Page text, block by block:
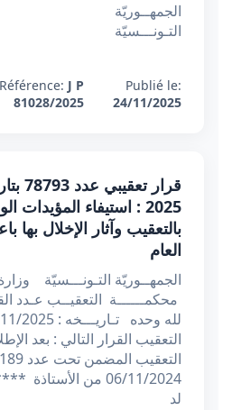
الجمهــوريّة
Publié le:
24/11/2025
Référence: J P
81028/2025
2025 : استيفاء
بالتعقيب وآثار الإخلال بها
العام
الجمهــوريّة التـونـــسيّة وزارة
التعقيب القرار التالي : بعد
06/11/2024 من
لد